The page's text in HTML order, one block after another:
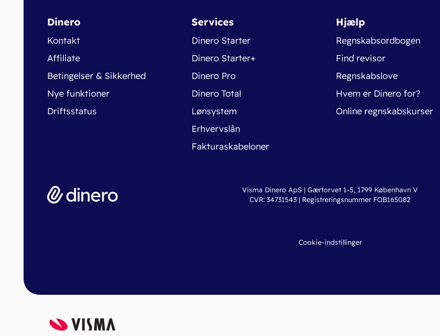
Dinero
Kontakt
Affiliate
Betingelser & Sikkerhed
Nye funktioner
Driftsstatus
Services
Dinero Starter
Dinero Starter+
Dinero Pro
Dinero Total
Lønsystem
Erhvervslån
Fakturaskabeloner
Hjælp
Regnskabsordbogen
Find revisor
Regnskabslove
Hvem er Dinero for?
Online regnskabskurser
Visma Dinero ApS | Gærtorvet 1-5, 1799 København V
CVR: 34731543 | Registreringsnummer FOB165082
Cookie-indstillinger